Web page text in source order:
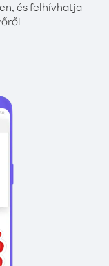
és felhívhatja